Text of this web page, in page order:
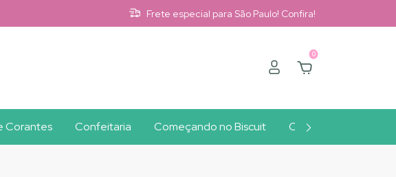
Frete especial para São Paulo! Confira!
0
Corantes Confeitaria Começando no Biscuit Clube A10